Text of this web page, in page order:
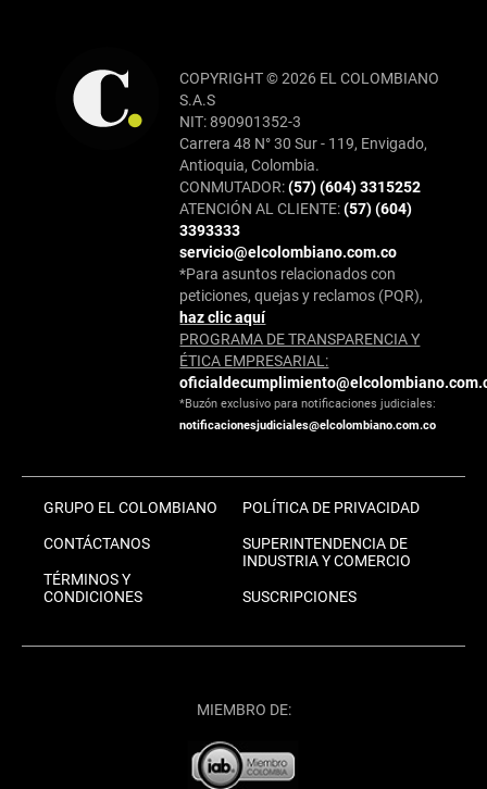
COPYRIGHT © 2026 EL COLOMBIANO
S.A.S
NIT: 890901352-3
Carrera 48 N° 30 Sur - 119, Envigado,
Antioquia, Colombia.
CONMUTADOR:(57) (604) 3315252
ATENCIÓN AL CLIENTE:(57) (604)
3393333
servicio@elcolombiano.com.co
*Para asuntos relacionados con
peticiones, quejas y reclamos (PQR),
haz clic aquí
PROGRAMA DE TRANSPARENCIA Y
ÉTICA EMPRESARIAL:
*Buzón exclusivo para notificaciones judiciales:
notificacionesjudiciales@elcolombiano.com.co
GRUPO EL COLOMBIANO
CONTÁCTANOS
TÉRMINOS Y
CONDICIONES
POLÍTICA DE PRIVACIDAD
SUPERINTENDENCIA DE
INDUSTRIA Y COMERCIO
SUSCRIPCIONES
MIEMBRO DE: